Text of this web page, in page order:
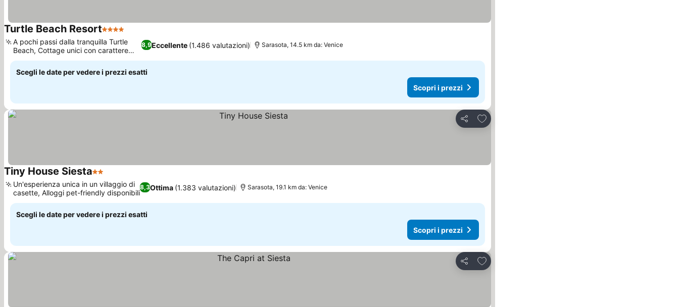
Turtle Beach Resort4 Stelle
8,9Eccellente (1.486 valutazioni)
A pochi passi dalla tranquilla Turtle
Beach, Cottage unici con carattere
individuale
Sarasota, 14.5 km da: Venice
Scegli le date per vedere i prezzi esatti
Scopri i prezzi
Condividi
Aggiungi ai preferiti
Tiny House Siesta2 Stelle
8,3Ottima (1.383 valutazioni)
Un'esperienza unica in un villaggio di
casette, Alloggi pet-friendly disponibili
Sarasota, 19.1 km da: Venice
Scegli le date per vedere i prezzi esatti
Scopri i prezzi
Condividi
Aggiungi ai preferiti